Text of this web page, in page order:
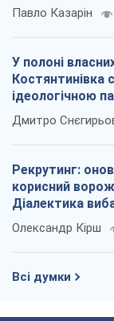
Павло Казарін
У полоні
Костянтинівка
ідеологічною
окупантів
Дмитро
Рекрутинг:
корисний
Діалектика
Олександр Кірш
Всі думки